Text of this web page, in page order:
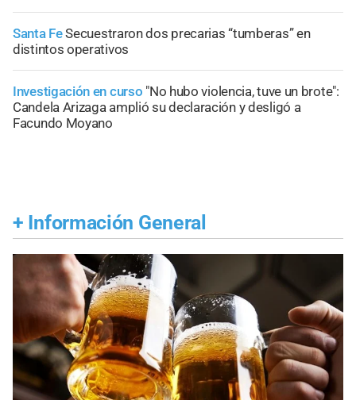
Santa FeSecuestraron dos precarias “tumberas” en
distintos operativos
Investigación en curso "No hubo violencia, tuve un brote":
Candela Arizaga amplió su declaración y desligó a
Facundo Moyano
+ Información General